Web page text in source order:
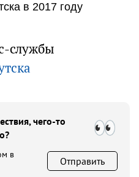
в 2017 году
службы
чего-то
в
Отправить